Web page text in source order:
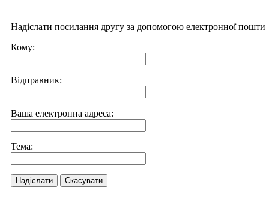
Надіслати посилання другу за допомогою електронної пошти
Кому:
Відправник:
Ваша електронна адреса:
Тема:
Надіслати Скасувати